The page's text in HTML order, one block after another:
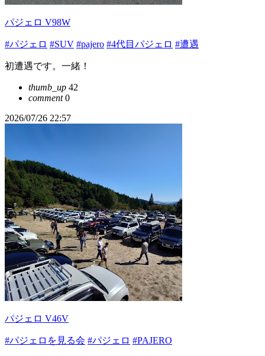
パジェロ V98W
#パジェロ #SUV #pajero #4代目パジェロ #遭遇
初遭遇です。一緒！
thumb_up 42
comment0
2026/07/26 22:57
パジェロ V46V
#パジェロを見る会 #パジェロ #PAJERO